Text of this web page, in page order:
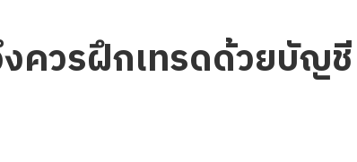
งควรฝึกเทรดด้วยบัญชี